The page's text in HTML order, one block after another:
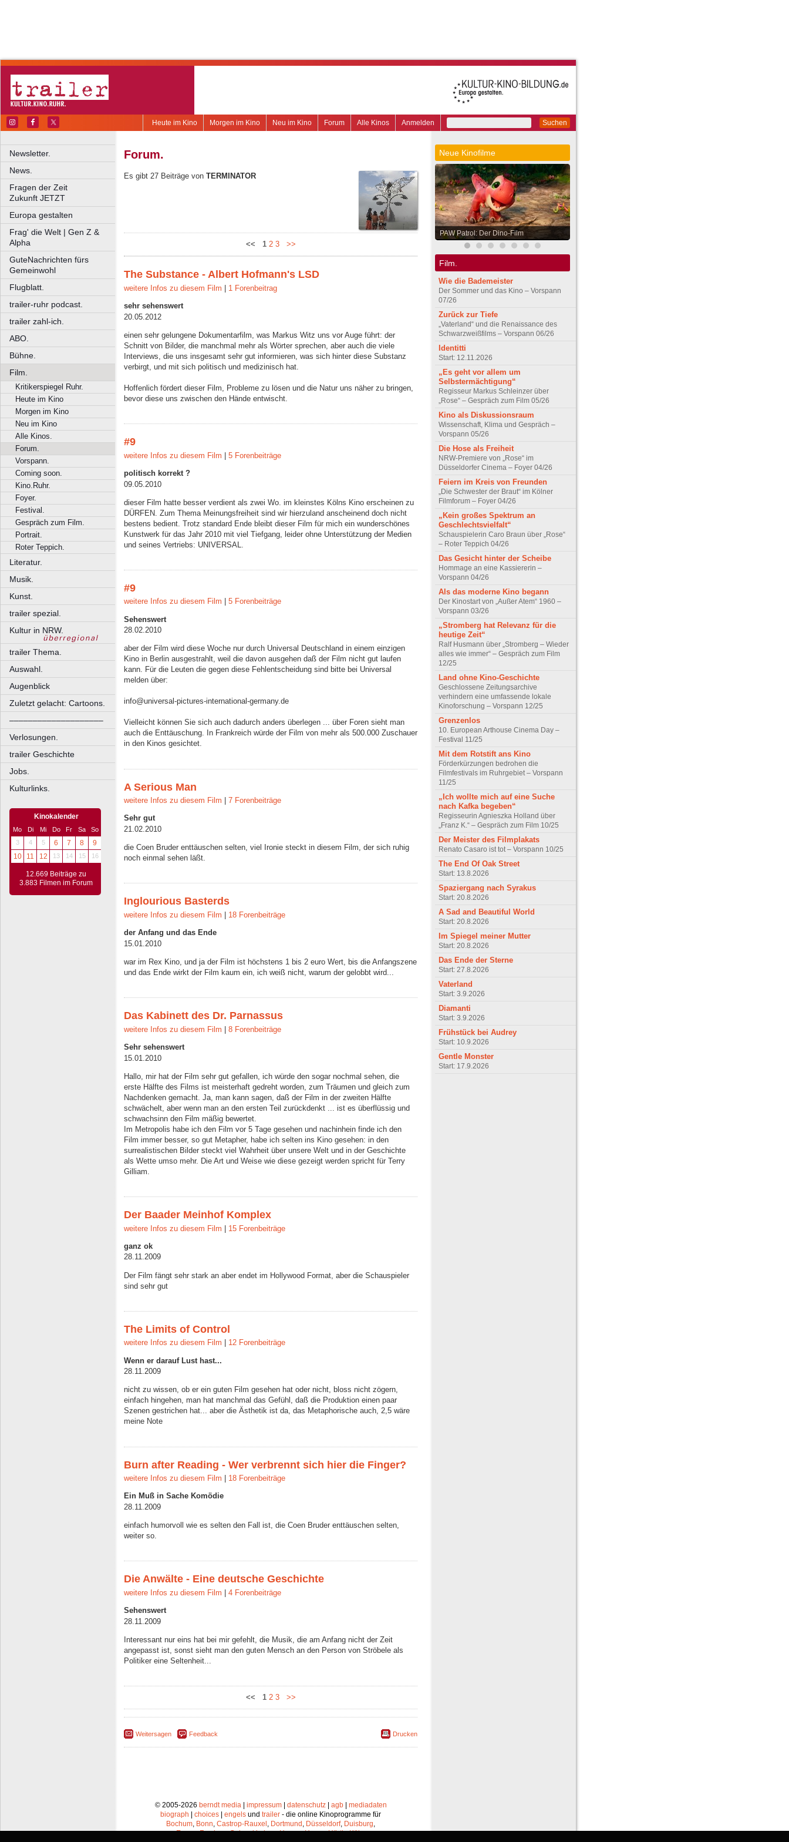
Suchen
Anmelden
Alle Kinos
Forum
Neu im Kino
Morgen im Kino
Heute im Kino
Newsletter.
News.
Fragen der Zeit
Zukunft JETZT
Europa gestalten
Frag' die Welt | Gen Z &
Alpha
GuteNachrichten fürs
Gemeinwohl
Flugblatt.
trailer-ruhr podcast.
trailer zahl-ich.
ABO.
Bühne.
Film.
Kritikerspiegel Ruhr.
Heute im Kino
Morgen im Kino
Neu im Kino
Alle Kinos.
Forum.
Vorspann.
Coming soon.
Kino.Ruhr.
Foyer.
Festival.
Gespräch zum Film.
Portrait.
Roter Teppich.
Literatur.
Musik.
Kunst.
trailer spezial.
Kultur in NRW.
trailer Thema.
Auswahl.
Augenblick
Zuletzt gelacht: Cartoons.
––––––––––––––––––––
Verlosungen.
trailer Geschichte
Jobs.
Kulturlinks.
Kinokalender
Mo Di Mi Do Fr Sa
So
3
4 5 6 7 8
9
10
11 12 13 14 15 16
12.669 Beiträge zu
3.883 Filmen im Forum
Forum.
Es gibt 27 Beiträge von TERMINATOR
<< 1 2 3 >>
The Substance - Albert Hofmann's LSD
weitere Infos zu diesem Film 1 Forenbeitrag
sehr sehenswert
20.05.2012
einen sehr gelungene Dokumentarfilm, was Markus Witz uns vor Auge führt: der
Schnitt von Bilder, die manchmal mehr als Wörter sprechen, aber auch die viele
Interviews, die uns insgesamt sehr gut informieren, was sich hinter diese Substanz
verbirgt, und mit sich politisch und medizinisch hat.
Hoffenlich fördert dieser Film, Probleme zu lösen und die Natur uns näher zu bringen,
bevor diese uns zwischen den Hände entwischt.
#9
weitere Infos zu diesem Film | 5 Forenbeiträge
politisch korrekt ?
09.05.2010
dieser Film hatte besser verdient als zwei Wo. im kleinstes Kölns Kino erscheinen zu
DÜRFEN. Zum Thema Meinungsfreiheit sind wir hierzuland anscheinend doch nicht
bestens bedient. Trotz standard Ende bleibt dieser Film für mich ein wunderschönes
Kunstwerk für das Jahr 2010 mit viel Tiefgang, leider ohne Unterstützung der Medien
und seines Vertriebs: UNIVERSAL.
#9
weitere Infos zu diesem Film 5 Forenbeiträge
Sehenswert
28.02.2010
aber der Film wird diese Woche nur durch Universal Deutschland in einem einzigen
Kino in Berlin ausgestrahlt, weil die davon ausgehen daß der Film nicht gut laufen
kann. Für die Leuten die gegen diese Fehlentscheidung sind bitte bei Universal
melden über:
info@universal-pictures-international-germany.de
Vielleicht können Sie sich auch dadurch anders überlegen ... über Foren sieht man
auch die Enttäuschung. In Frankreich würde der Film von mehr als 500.000 Zuschauer
in den Kinos gesichtet.
A Serious Man
weitere Infos zu diesem Film 7 Forenbeiträge
Sehr gut
21.02.2010
die Coen Bruder enttäuschen selten, viel Ironie steckt in diesem Film, der sich ruhig
noch einmal sehen läßt.
Inglourious Basterds
weitere Infos zu diesem Film 18 Forenbeiträge
der Anfang und das Ende
15.01.2010
war im Rex Kino, und ja der Film ist höchstens 1 bis 2 euro Wert, bis die Anfangszene
und das Ende wirkt der Film kaum ein, ich weiß nicht, warum der gelobbt wird...
Das Kabinett des Dr. Parnassus
weitere Infos zu diesem Film 8 Forenbeiträge
Sehr sehenswert
15.01.2010
Hallo, mir hat der Film sehr gut gefallen, ich würde den sogar nochmal sehen, die
erste Hälfte des Films ist meisterhaft gedreht worden, zum Träumen und gleich zum
Nachdenken gemacht. Ja, man kann sagen, daß der Film in der zweiten Hälfte
schwächelt, aber wenn man an den ersten Teil zurückdenkt ... ist es überflüssig und
schwachsinn den Film mäßig bewertet.
Im Metropolis habe ich den Film vor 5 Tage gesehen und nachinhein finde ich den
Film immer besser, so gut Metapher, habe ich selten ins Kino gesehen: in den
surrealistischen Bilder steckt viel Wahrheit über unsere Welt und in der Geschichte
als Wette umso mehr. Die Art und Weise wie diese gezeigt werden spricht für Terry
Gilliam.
Der Baader Meinhof Komplex
weitere Infos zu diesem Film | 15 Forenbeiträge
ganz ok
28.11.2009
Der Film fängt sehr stark an aber endet im Hollywood Format, aber die Schauspieler
sind sehr gut
The Limits of Control
weitere Infos zu diesem Film 12 Forenbeiträge
Wenn er darauf Lust hast...
28.11.2009
nicht zu wissen, ob er ein guten Film gesehen hat oder nicht, bloss nicht zögern,
einfach hingehen, man hat manchmal das Gefühl, daß die Produktion einen paar
Szenen gestrichen hat... aber die Ästhetik ist da, das Metaphorische auch, 2,5 wäre
meine Note
Burn after Reading - Wer verbrennt sich hier die Finger?
weitere Infos zu diesem Film 18 Forenbeiträge
Ein Muß in Sache Komödie
28.11.2009
einfach humorvoll wie es selten den Fall ist, die Coen Bruder enttäuschen selten,
weiter so.
Die Anwälte - Eine deutsche Geschichte
weitere Infos zu diesem Film 4 Forenbeiträge
Sehenswert
28.11.2009
Interessant nur eins hat bei mir gefehlt, die Musik, die am Anfang nicht der Zeit
angepasst ist, sonst sieht man den guten Mensch an den Person von Ströbele als
Politiker eine Seltenheit...
<< 1 2 3 >>
Weitersagen Feedback Drucken
Neue Kinofilme
PAW Patrol: Der Dino-Film
Film.
Wie die Bademeister
Der Sommer und das Kino – Vorspann
07/26
Zurück zur Tiefe
„Vaterland“ und die Renaissance des
Schwarzweißfilms – Vorspann 06/26
Identitti
Start: 12.11.2026
„Es geht vor allem um
Selbstermächtigung“
Regisseur Markus Schleinzer über
„Rose“ – Gespräch zum Film 05/26
Kino als Diskussionsraum
Wissenschaft, Klima und Gespräch –
Vorspann 05/26
Die Hose als Freiheit
NRW-Premiere von „Rose“ im
Düsseldorfer Cinema – Foyer 04/26
Feiern im Kreis von Freunden
„Die Schwester der Braut“ im Kölner
Filmforum – Foyer 04/26
„Kein großes Spektrum an
Geschlechtsvielfalt“
Schauspielerin Caro Braun über „Rose“
– Roter Teppich 04/26
Das Gesicht hinter der Scheibe
Hommage an eine Kassiererin –
Vorspann 04/26
Als das moderne Kino begann
Der Kinostart von „Außer Atem“ 1960 –
Vorspann 03/26
„Stromberg hat Relevanz für die
heutige Zeit“
Ralf Husmann über „Stromberg – Wieder
alles wie immer“ – Gespräch zum Film
12/25
Land ohne Kino-Geschichte
Geschlossene Zeitungsarchive
verhindern eine umfassende lokale
Kinoforschung – Vorspann 12/25
Grenzenlos
10. European Arthouse Cinema Day –
Festival 11/25
Mit dem Rotstift ans Kino
Förderkürzungen bedrohen die
Filmfestivals im Ruhrgebiet – Vorspann
11/25
„Ich wollte mich auf eine Suche
nach Kafka begeben“
Regisseurin Agnieszka Holland über
„Franz K.“ – Gespräch zum Film 10/25
Der Meister des Filmplakats
Renato Casaro ist tot – Vorspann 10/25
The End Of Oak Street
Start: 13.8.2026
Spaziergang nach Syrakus
Start: 20.8.2026
A Sad and Beautiful World
Start: 20.8.2026
Im Spiegel meiner Mutter
Start: 20.8.2026
Das Ende der Sterne
Start: 27.8.2026
Vaterland
Start: 3.9.2026
Diamanti
Start: 3.9.2026
Frühstück bei Audrey
Start: 10.9.2026
Gentle Monster
Start: 17.9.2026
© 2005-2026 berndt media| impressum| datenschutz| agb| mediadaten
biograph
choices engels und trailer - die online Kinoprogramme für
Bochum, Bonn, Castrop-Rauxel , Dortmund , Düsseldorf, Duisburg,
Essen,Frechen,Gelsenkirchen,Hagen,Herne,Hürth,Köln,